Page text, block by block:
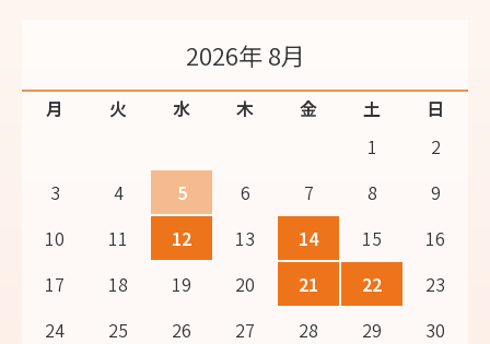
2026年 8月
月 火 水 木 金 土
日
1
2
3
4 5 6 7 8
9
10
11 12 13 14 15
16
17
18 19 20 21 22
23
24
25 26 27 28 29
30